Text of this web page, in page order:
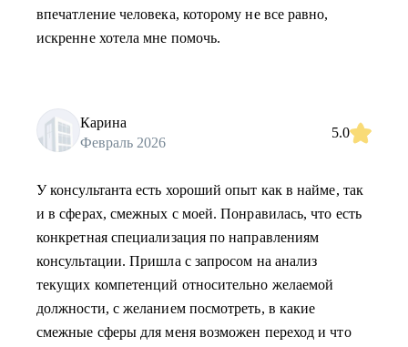
впечатление человека, которому не все равно,
искренне хотела мне помочь.
Карина
Февраль 2026
5.0
У консультанта есть хороший опыт как в найме, так
и в сферах, смежных с моей. Понравилась, что есть
конкретная специализация по направлениям
консультации. Пришла с запросом на анализ
текущих компетенций относительно желаемой
должности, с желанием посмотреть, в какие
смежные сферы для меня возможен переход и что